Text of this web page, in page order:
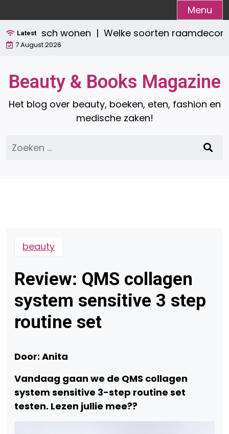
naar
de
inhoud
Menu
Latest
praktisch wonen |Welke soorten
7 August 2026
Beauty & Books Magazine
Het blog over beauty, boeken, eten, fashion en
medische zaken!
Zoeken
naar:
beauty
Review: QMS collagen
system sensitive 3 step
routine set
Door: Anita
Vandaag gaan we de QMS collagen
system sensitive 3-step routine set
testen. Lezen jullie mee??